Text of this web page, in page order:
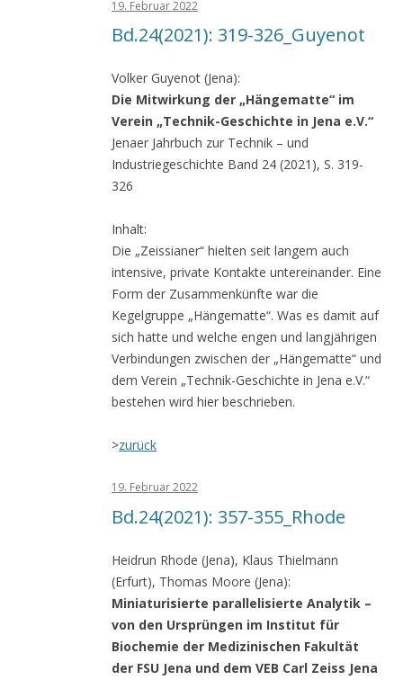
19. Februar 2022
Bd.24(2021): 319-326_Guyenot
Volker Guyenot (Jena):
Die Mitwirkung der „Hängematte“ im
Verein „Technik-Geschichte in Jena e.V.“
Jenaer Jahrbuch zur Technik – und
Industriegeschichte Band 24 (2021), S. 319-
326
Inhalt:
Die „Zeissianer“ hielten seit langem auch
intensive, private Kontakte untereinander. Eine
Form der Zusammenkünfte war die
Kegelgruppe „Hängematte“. Was es damit auf
sich hatte und welche engen und langjährigen
Verbindungen zwischen der „Hängematte“ und
dem Verein „Technik-Geschichte in Jena e.V.“
bestehen wird hier beschrieben.
>zurück
19. Februar 2022
Bd.24(2021): 357-355_Rhode
Heidrun Rhode (Jena), Klaus Thielmann
(Erfurt), Thomas Moore (Jena):
Miniaturisierte parallelisierte Analytik –
von den Ursprüngen im Institut für
Biochemie der Medizinischen Fakultät
der FSU Jena und dem VEB Carl Zeiss Jena